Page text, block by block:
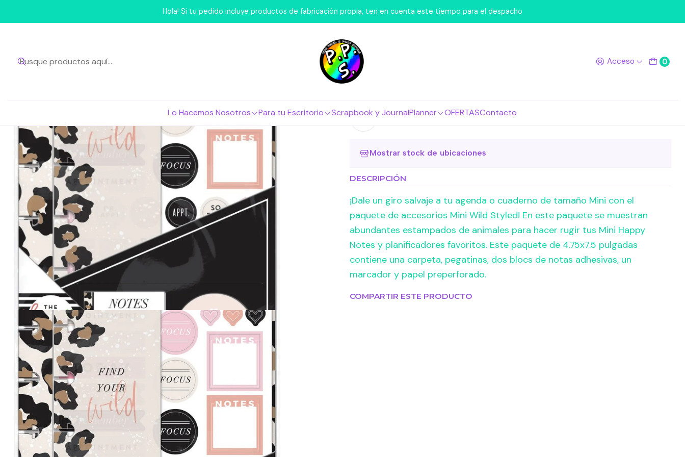
Acceso 0
Lo Hacemos Nosotros Para tu Escritorio Scrapbook y JournalPlanner OFERTASContacto
Hola! Si tu pedido incluye productos de fabricación propia, ten en cuenta este tiempo para el despacho
Inicio Marcas Happy Planner Mini Accessory Pack - Wild Styled
|
Mini Accessory Pack - Wild Styled
Agregar a la lista de favoritos
Mostrar stock de ubicaciones
DESCRIPCIÓN
¡Dale un giro salvaje a tu agenda o cuaderno de tamaño Mini con el
paquete de accesorios Mini Wild Styled! En este paquete se muestran
abundantes estampados de animales para hacer rugir tus Mini Happy
Notes y planificadores favoritos. Este paquete de 4.75x7.5 pulgadas
contiene una carpeta, pegatinas, dos blocs de notas adhesivas, un
marcador y papel preperforado.
COMPARTIR ESTE PRODUCTO